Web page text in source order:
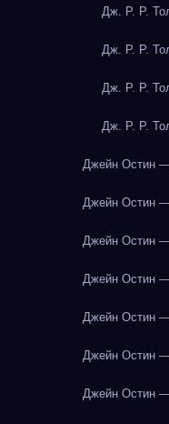
Дж. Р. Р.
Дж. Р. Р.
Дж. Р. Р.
Дж. Р. Р.
Джейн Остин —
Джейн Остин —
Джейн Остин —
Джейн Остин —
Джейн Остин —
Джейн Остин —
Джейн Остин —